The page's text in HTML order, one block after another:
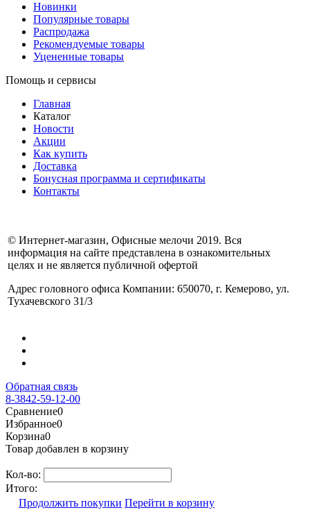
Новинки
Популярные товары
Распродажа
Рекомендуемые товары
Уцененные товары
Помощь и сервисы
Главная
Каталог
Новости
Акции
Как купить
Доставка
Бонусная программа и сертификаты
Контакты
© Интернет-магазин, Офисные мелочи 2019. Вся
информация на сайте представлена в ознакомительных
целях и не является публичной офертой
Адрес головного офиса Компании: 650070, г. Кемерово, ул.
Тухачевского 31/3
Обратная связь
8-3842-59-12-00
Сравнение0
Избранное0
Корзина0
Товар добавлен в корзину
Кол-во:
Итого:
Продолжить покупки Перейти в корзину